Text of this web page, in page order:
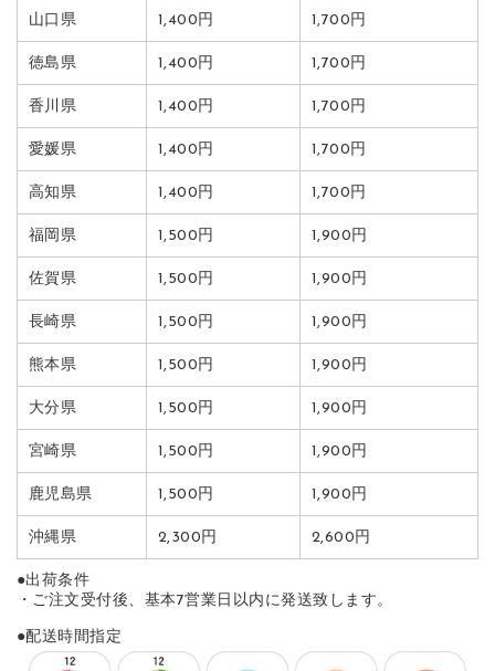
山口県 1,400円 1,700円
徳島県 1,400円 1,700円
香川県 1,400円 1,700円
愛媛県 1,400円 1,700円
高知県 1,400円 1,700円
福岡県 1,500円 1,900円
佐賀県 1,500円 1,900円
長崎県 1,500円 1,900円
熊本県 1,500円 1,900円
大分県 1,500円 1,900円
宮崎県 1,500円 1,900円
鹿児島県 1,500円 1,900円
沖縄県 2,300円 2,600円
●出荷条件
・ご注文受付後、基本7営業日以内に発送致します。
●配送時間指定